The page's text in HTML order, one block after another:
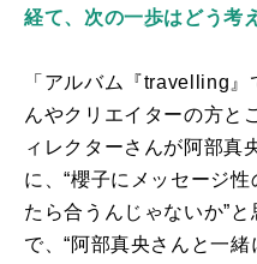
経て、次の一歩はどう考
「アルバム『travelling 』
んやクリエイターの方
ィレクターさんが阿部真
に、“櫻子にメッセージ
たら合うんじゃないか”
で、“阿部真央さんと一